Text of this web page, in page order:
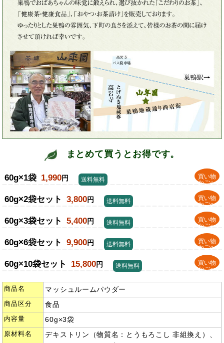
まとめて買うとお得です。
60g×1袋 1,990円
買い物
かごへ
送料無料
60g×2袋セット 3,800円
買い物
かごへ
送料無料
60g×3袋セット 5,400円
買い物
かごへ
送料無料
60g×6袋セット 9,900円
買い物
かごへ
送料無料
60g×10袋セット 15,800円
買い物
かごへ
送料無料
商品名 マッシュルームパウダー
商品区分 食品
内容量 60g×3袋
原材料名
デキストリン（物質名：とうもろこし 非組換え）、